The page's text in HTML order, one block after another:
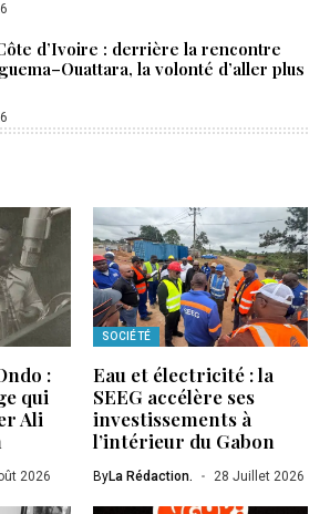
d’Ivoire : derrière la rencontre
la volonté d’aller plus
:
qui
Ali
2026
SOCIÉTÉ
Eau et électricité : la
SEEG accélère ses
investissements à
l’intérieur du Gabon
ByLa Rédaction. 28 Juillet 2026